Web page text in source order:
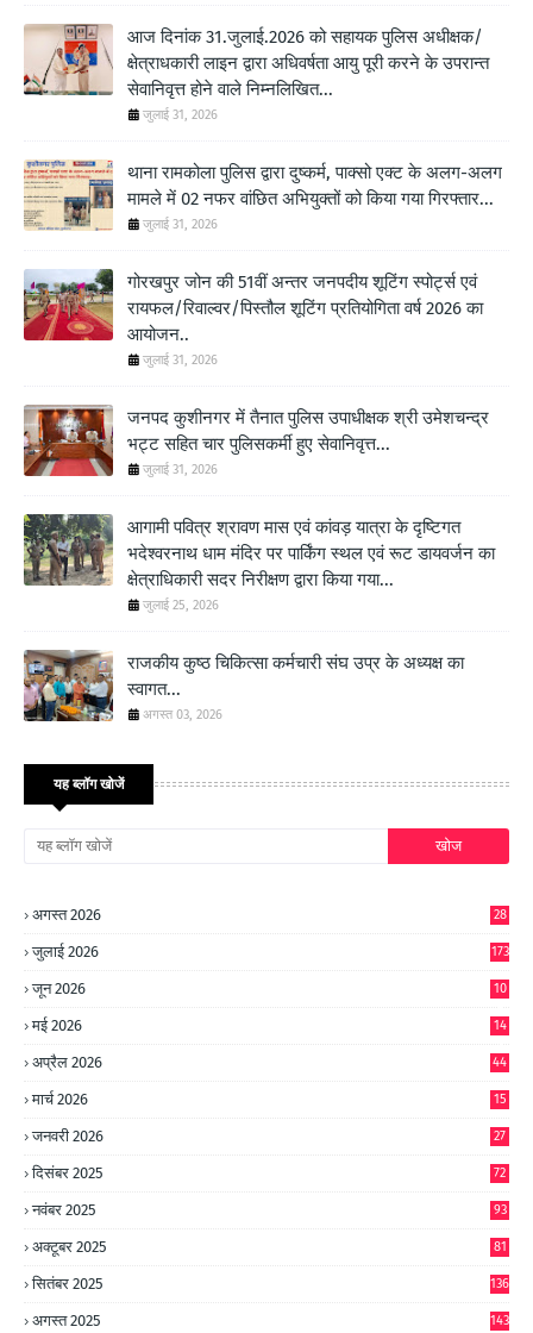
आज दिनांक 31.जुलाई.2026 को सहायक पुलिस अधीक्षक/
क्षेत्राधकारी लाइन द्वारा अधिवर्षता आयु पूरी करने के उपरान्त
सेवानिवृत्त होने वाले निम्नलिखित...
जुलाई 31, 2026
थाना रामकोला पुलिस द्वारा दुष्कर्म, पाक्सो एक्ट के अलग-अलग
मामले में 02 नफर वांछित अभियुक्तों को किया गया गिरफ्तार...
जुलाई 31, 2026
गोरखपुर जोन की 51वीं अन्तर जनपदीय शूटिंग स्पोर्ट्स एवं
रायफल/रिवाल्वर/पिस्तौल शूटिंग प्रतियोगिता वर्ष 2026 का
आयोजन..
जुलाई 31, 2026
जनपद कुशीनगर में तैनात पुलिस उपाधीक्षक श्री उमेशचन्द्र
भट्ट सहित चार पुलिसकर्मी हुए सेवानिवृत्त...
जुलाई 31, 2026
आगामी पवित्र श्रावण मास एवं कांवड़ यात्रा के दृष्टिगत
भदेश्वरनाथ धाम मंदिर पर पार्किंग स्थल एवं रूट डायवर्जन का
क्षेत्राधिकारी सदर निरीक्षण द्वारा किया गया...
जुलाई 25, 2026
राजकीय कुष्ठ चिकित्सा कर्मचारी संघ उप्र के अध्यक्ष का
स्वागत...
अगस्त 03, 2026
यह ब्लॉग खोजें
अगस्त 2026 28
जुलाई 2026 173
जून 2026
10
मई 2026
14
अप्रैल 2026 44
मार्च 2026 15
जनवरी 2026 27
दिसंबर 2025 72
नवंबर 2025 93
अक्टूबर 2025 81
सितंबर 2025 136
अगस्त 2025 143